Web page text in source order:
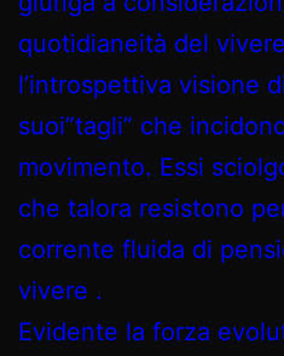
quotidianeità del
l’introspettiva visione
suoi”tagli” che
movimento. Essi
che talora resistono
corrente fluida di
vivere .
Evidente la forza